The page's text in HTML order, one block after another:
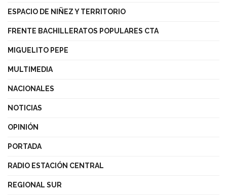
ESPACIO DE NIÑEZ Y TERRITORIO
FRENTE BACHILLERATOS POPULARES CTA
MIGUELITO PEPE
MULTIMEDIA
NACIONALES
NOTICIAS
OPINIÓN
PORTADA
RADIO ESTACIÓN CENTRAL
REGIONAL SUR